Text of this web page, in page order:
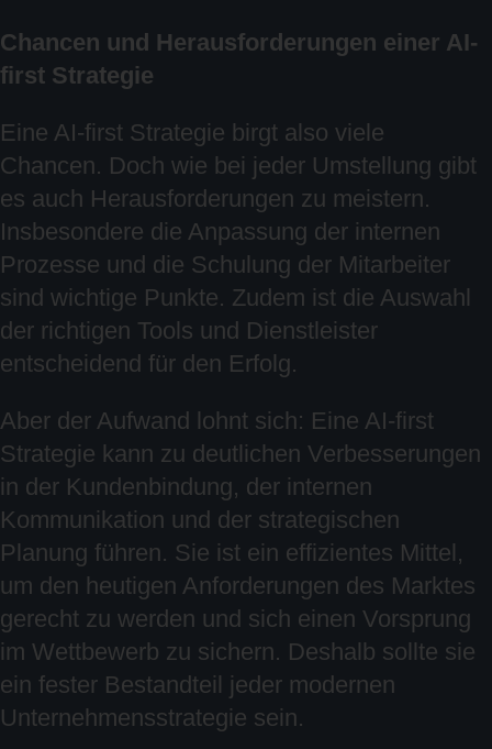
Chancen und Herausforderungen einer AI-
first Strategie
Eine AI-first Strategie birgt also viele
Chancen. Doch wie bei jeder Umstellung gibt
es auch Herausforderungen zu meistern.
Insbesondere die Anpassung der internen
Prozesse und die Schulung der Mitarbeiter
sind wichtige Punkte. Zudem ist die Auswahl
der richtigen Tools und Dienstleister
entscheidend für den Erfolg.
Aber der Aufwand lohnt sich: Eine AI-first
Strategie kann zu deutlichen Verbesserungen
in der Kundenbindung, der internen
Kommunikation und der strategischen
Planung führen. Sie ist ein effizientes Mittel,
um den heutigen Anforderungen des Marktes
gerecht zu werden und sich einen Vorsprung
im Wettbewerb zu sichern. Deshalb sollte sie
ein fester Bestandteil jeder modernen
Unternehmensstrategie sein.